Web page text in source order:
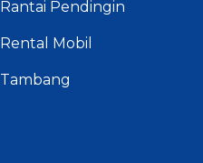
Rantai Pendingin
Rental Mobil
Tambang